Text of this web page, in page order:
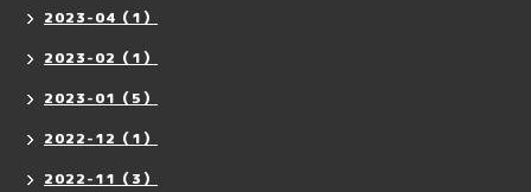
2023-04（1）
2023-02（1）
2023-01（5）
2022-12（1）
2022-11（3）